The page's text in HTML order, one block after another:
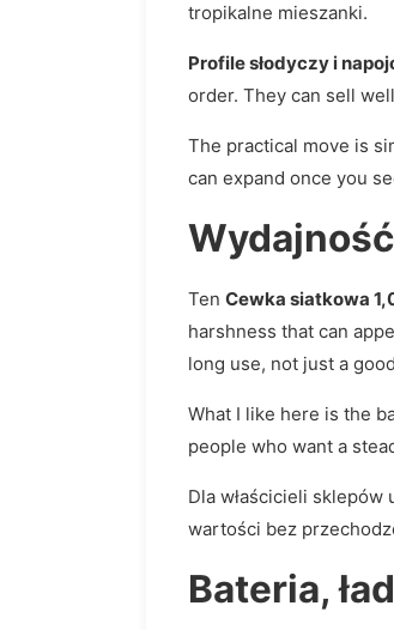
tropikalne mieszanki.
Profile słodyczy i
order. They can sell
The practical move is
can expand once you
Ten Cewka siatkowa
harshness that can
long use, not just a
What I like here is the
people who want a
Dla właścicieli
wartości bez
Bateria,